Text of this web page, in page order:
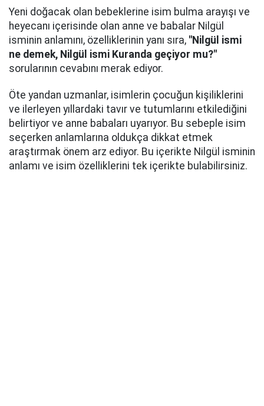
Yeni doğacak olan bebeklerine isim bulma arayışı ve
heyecanı içerisinde olan anne ve babalar Nilgül
isminin anlamını, özelliklerinin yanı sıra, "Nilgül ismi
ne demek, Nilgül ismi Kuranda geçiyor mu?"
sorularının cevabını merak ediyor.
Öte yandan uzmanlar, isimlerin çocuğun kişiliklerini
ve ilerleyen yıllardaki tavır ve tutumlarını etkilediğini
belirtiyor ve anne babaları uyarıyor. Bu sebeple isim
seçerken anlamlarına oldukça dikkat etmek
araştırmak önem arz ediyor. Bu içerikte Nilgül isminin
anlamı ve isim özelliklerini tek içerikte bulabilirsiniz.